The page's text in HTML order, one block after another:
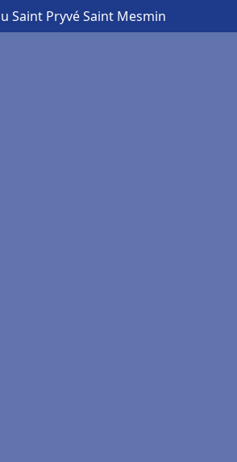
Saint Pryvé Saint Mesmin